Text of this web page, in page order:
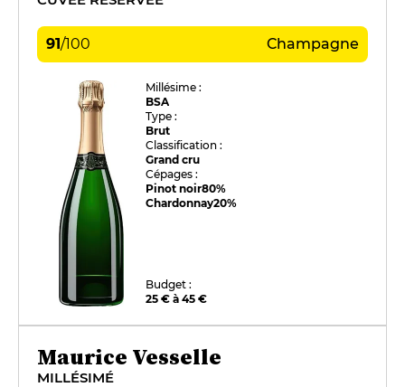
91/100 Champagne
Millésime :
BSA
Type :
Brut
Classification :
Grand cru
Cépages :
Pinot noir80%
Chardonnay20%
Budget :
25 € à 45 €
Maurice Vesselle
MILLÉSIMÉ